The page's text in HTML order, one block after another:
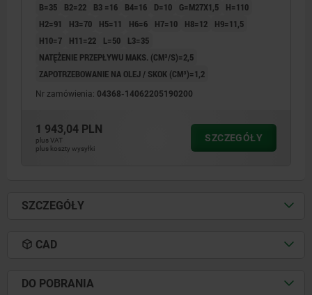
B=35
B2=22 B3 =16 B4=16 D=10 G=M27X1,5
H=110
H2=91
H3=70 H5=11 H6=6 H7=10 H8=12
H9=11,5
H10=7
H11=22 L=50
L3=35
NATĘŻENIE PRZEPŁYWU MAKS. (CM³/S)=2,5
ZAPOTRZEBOWANIE NA OLEJ / SKOK (CM³)=1,2
Nr zamówienia: 04368-14062205190200
1 943,04 PLN
plus VAT
plus koszty wysyłki
SZCZEGÓŁY
SZCZEGÓŁY
CAD
DO POBRANIA